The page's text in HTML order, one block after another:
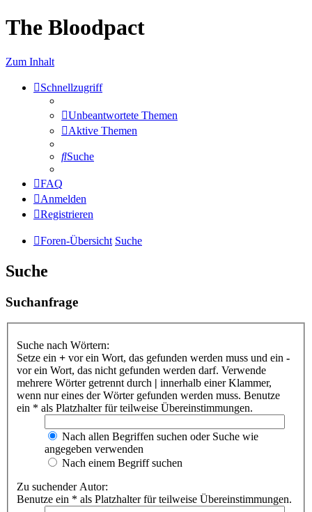
The Bloodpact
Zum Inhalt
Schnellzugriff
Unbeantwortete Themen
Aktive Themen
Suche
FAQ
Anmelden
Registrieren
Foren-Übersicht Suche
Suche
Suchanfrage
Suche nach Wörtern:
Setze ein + vor ein Wort, das gefunden werden muss und ein -
vor ein Wort, das nicht gefunden werden darf. Verwende
mehrere Wörter getrennt durch | innerhalb einer Klammer,
wenn nur eines der Wörter gefunden werden muss. Benutze
ein * als Platzhalter für teilweise Übereinstimmungen.
Nach allen Begriffen suchen oder Suche wie
angegeben verwenden
Nach einem Begriff suchen
Zu suchender Autor:
Benutze ein * als Platzhalter für teilweise Übereinstimmungen.